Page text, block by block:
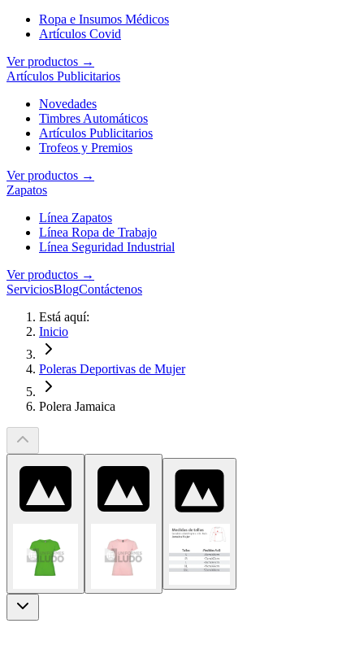
Ropa e Insumos Médicos
Artículos Covid
Ver productos →
Artículos Publicitarios
Novedades
Timbres Automáticos
Artículos Publicitarios
Trofeos y Premios
Ver productos →
Zapatos
Línea Zapatos
Línea Ropa de Trabajo
Línea Seguridad Industrial
Ver productos →
ServiciosBlogContáctenos
Está aquí:
Inicio
Poleras Deportivas de Mujer
Polera Jamaica